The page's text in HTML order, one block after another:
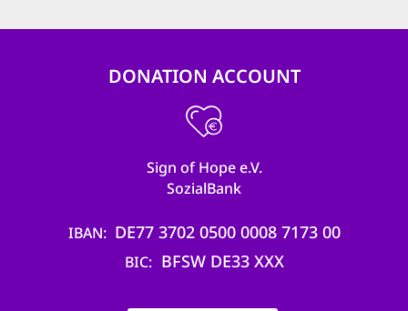
DONATION ACCOUNT
Sign of Hope e.V.
SozialBank
IBAN DE77 3702 0500 0008 7173 00
BIC BFSW DE33 XXX